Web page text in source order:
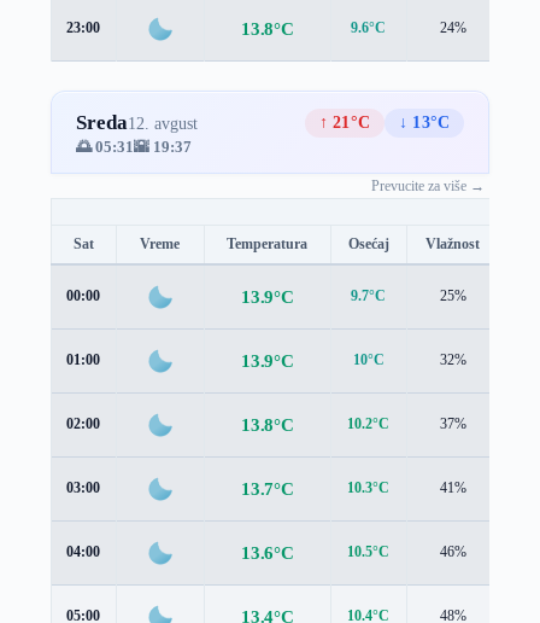
23:00 13.8°C 9.6°C 24%
Sreda12. avgust ↑ 21°C
↓ 13°C
🌅 05:31🌇 19:37
Prevucite za više →
Sat Vreme Temperatura Osećaj Vlažnost
00:00 13.9°C 9.7°C 25%
01:00 13.9°C 10°C 32%
02:00 13.8°C 10.2°C 37%
03:00 13.7°C 10.3°C 41%
04:00 13.6°C 10.5°C 46%
05:00 13.4°C 10.4°C 48%